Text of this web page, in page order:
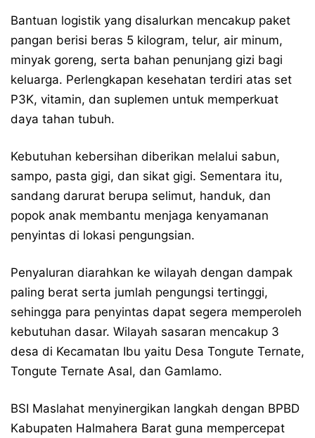
Bantuan logistik yang disalurkan mencakup paket
pangan berisi beras 5 kilogram, telur, air minum,
minyak goreng, serta bahan penunjang gizi bagi
keluarga. Perlengkapan kesehatan terdiri atas set
P3K, vitamin, dan suplemen untuk memperkuat
daya tahan tubuh.
Kebutuhan kebersihan diberikan melalui sabun,
sampo, pasta gigi, dan sikat gigi. Sementara itu,
sandang darurat berupa selimut, handuk, dan
popok anak membantu menjaga kenyamanan
penyintas di lokasi pengungsian.
Penyaluran diarahkan ke wilayah dengan dampak
paling berat serta jumlah pengungsi tertinggi,
sehingga para penyintas dapat segera memperoleh
kebutuhan dasar. Wilayah sasaran mencakup 3
desa di Kecamatan Ibu yaitu Desa Tongute Ternate,
Tongute Ternate Asal, dan Gamlamo.
BSI Maslahat menyinergikan langkah dengan BPBD
Kabupaten Halmahera Barat guna mempercepat